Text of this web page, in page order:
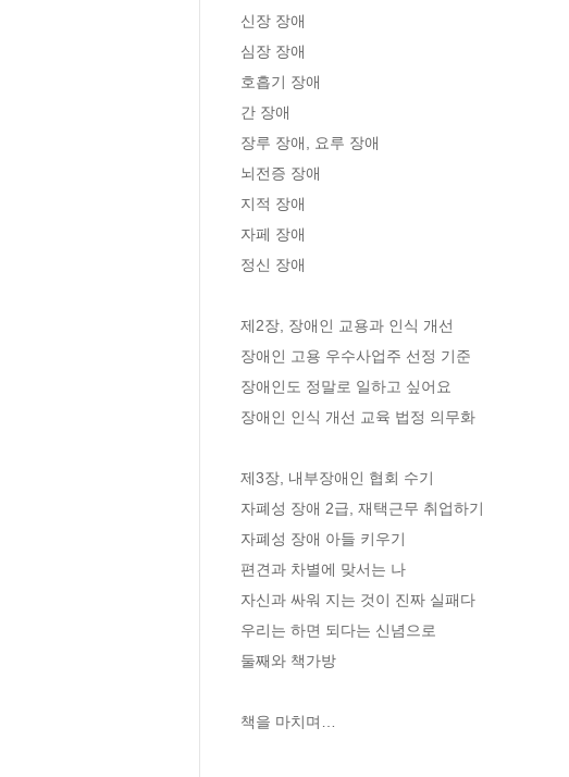
신장 장애
심장 장애
호흡기 장애
간 장애
장루 장애, 요루 장애
뇌전증 장애
지적 장애
자페 장애
정신 장애
제2장, 장애인 교용과 인식 개선
장애인 고용 우수사업주 선정 기준
장애인도 정말로 일하고 싶어요
장애인 인식 개선 교육 법정 의무화
제3장, 내부장애인 협회 수기
자폐성 장애 2급, 재택근무 취업하기
자폐성 장애 아들 키우기
편견과 차별에 맞서는 나
자신과 싸워 지는 것이 진짜 실패다
우리는 하면 되다는 신념으로
둘째와 책가방
책을 마치며…